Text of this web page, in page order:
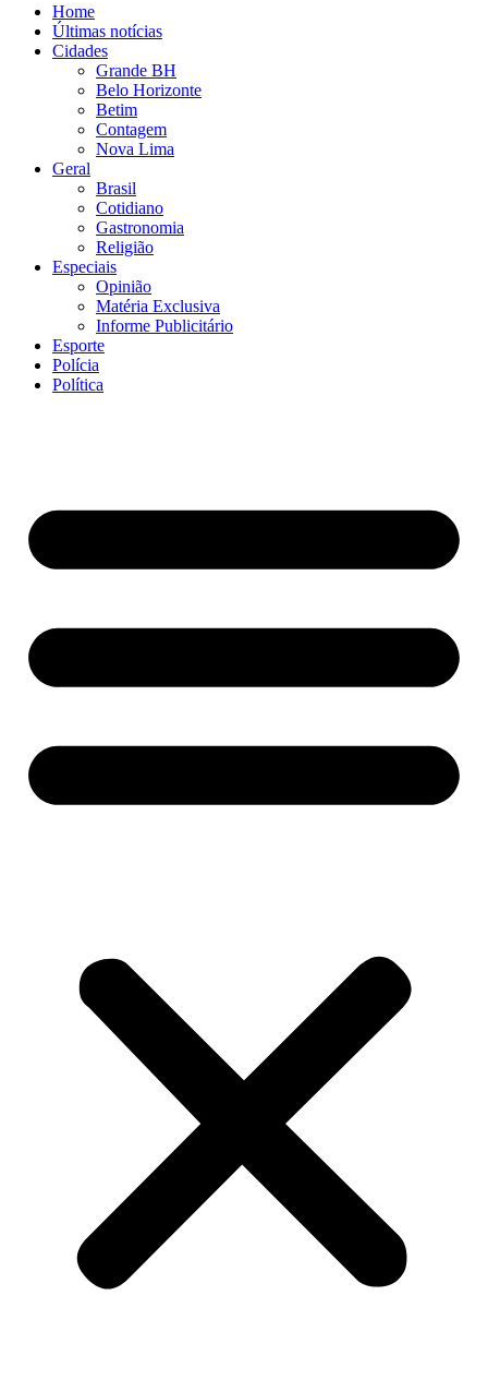
Home
Últimas notícias
Cidades
Grande BH
Belo Horizonte
Betim
Contagem
Nova Lima
Geral
Brasil
Cotidiano
Gastronomia
Religião
Especiais
Opinião
Matéria Exclusiva
Informe Publicitário
Esporte
Polícia
Política